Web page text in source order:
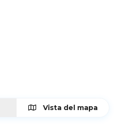
Vista del mapa